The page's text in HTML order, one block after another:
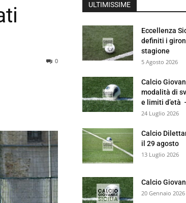
0
ULTIMISSIME
Eccellenza
definiti i
stagione
5 Agosto 2026
Calcio
modalità di
e limiti d’età
24 Luglio 2026
Calcio
il 29 agosto
13 Luglio 2026
Calcio
20 Gennaio 2026